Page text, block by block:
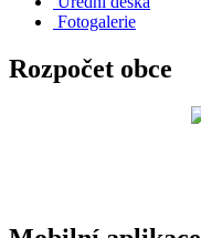
Fotogalerie
Rozpočet obce